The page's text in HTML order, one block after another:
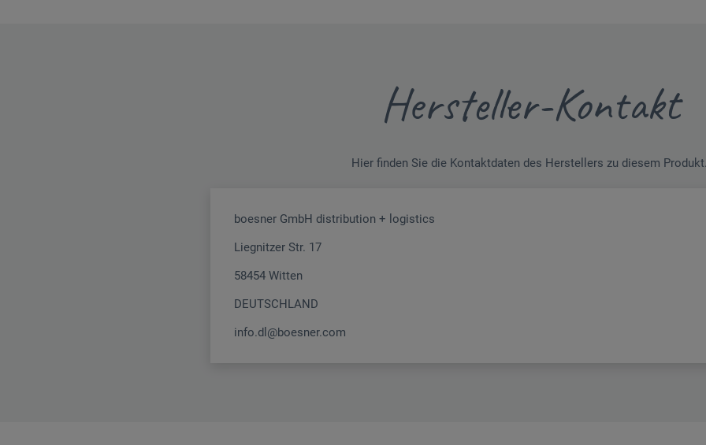
Hersteller-Kontakt
Hier finden Sie die Kontaktdaten des Herstellers zu diesem
boesner GmbH distribution + logistics
Liegnitzer Str. 17
58454 Witten
DEUTSCHLAND
info.dl@boesner.com